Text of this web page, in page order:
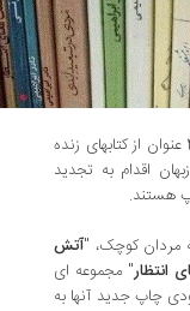
چاپ 4 عنوان از کتابهای زنده
به تجدید
کوچک، "آتش
" مجموعه ای
جدید آنها به